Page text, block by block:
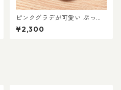
ピンクグラデが可愛い ぷっく
りりんごの手編みキーホルダ
ー
¥2,300